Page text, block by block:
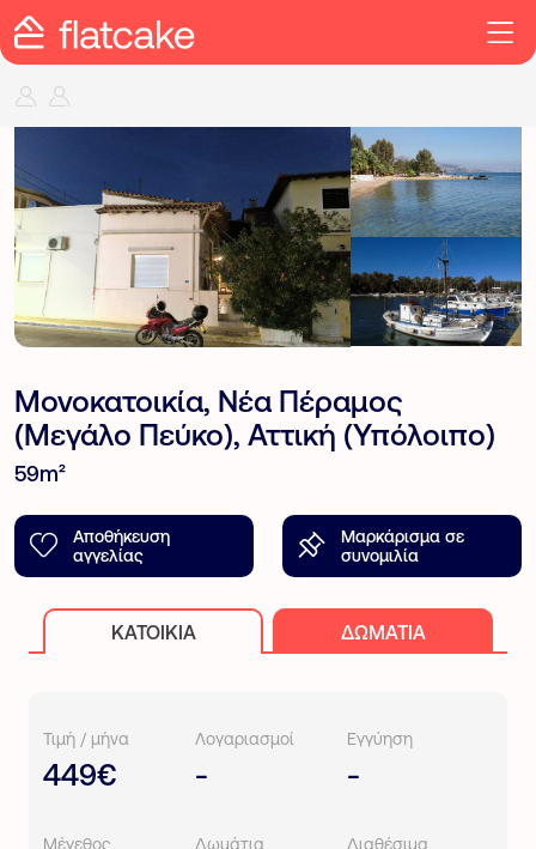
Μονοκατοικία, Νέα Πέραμος
(Μεγάλο Πεύκο), Αττική (Υπόλοιπο)
59m²
Αποθήκευση
αγγελίας
Μαρκάρισμα σε
συνομιλία
ΚΑΤΟΙΚΊΑ ΔΩΜΆΤΙΑ
Τιμή / μήνα
449€
Λογαριασμοί
-
Εγγύηση
-
Μέγεθος Δωμάτια
Διαθέσιμα